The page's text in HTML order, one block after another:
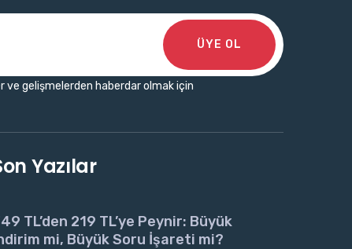
ve gelişmelerden haberdar olmak için
ÜYE OL
Yazılar
TL’den 219 TL’ye Peynir: Büyük
mi, Büyük Soru İşareti mi?